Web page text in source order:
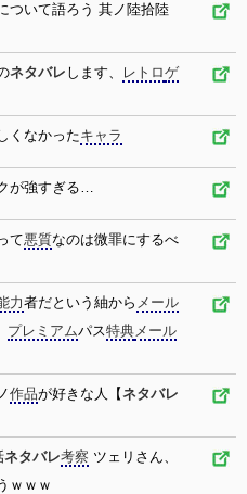
ついて語ろう 其ノ陸拾陸
ネタバレ します、 レトロゲ
くなかったキャラ
が強すぎる…
て悪質なのは微罪にするべ
力者だという紬から メール
プレミアムパス特典メール
作品が好きな人【ネタバレ
ネタバレ考察 ツェリさん、
ｗｗｗ